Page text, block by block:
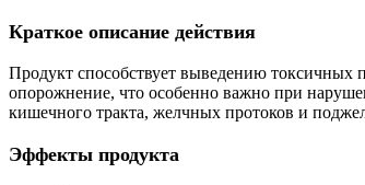
Краткое описание действия
Продукт способствует выведению токсичных
опорожнение, что особенно важно при
кишечного тракта, желчных протоков и
Эффекты продукта